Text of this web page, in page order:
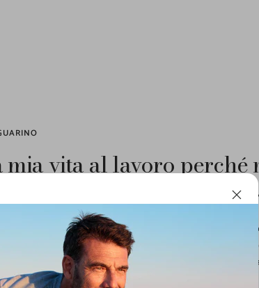
vita al lavoro perché
che faccio: vivo per
brand per trovare l'eleganza e la qualità adatti ad ogni
il focus primariodei nostri store: i migliori prodotti e la miglior
e colori ci hanno consentito, negli anni, di fidelizzare
piacevolmente per un'esperienza d'acquisto unica, grazie
che da sempre ci contraddistinguono.